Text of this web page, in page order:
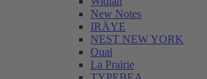
New Notes
IRÄYE
NEST NEW YORK
Ouai
La Prairie